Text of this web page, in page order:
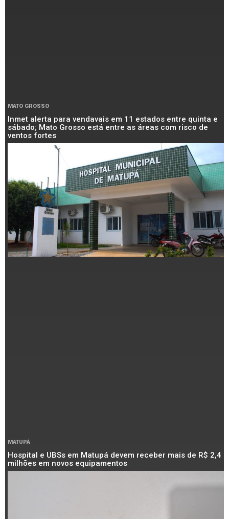
MATO GROSSO
Inmet alerta para vendavais em 11 estados entre quinta e
sábado; Mato Grosso está entre as áreas com risco de
ventos fortes
MATUPÁ
Hospital e UBSs em Matupá devem receber mais de R$ 2,4
milhões em novos equipamentos